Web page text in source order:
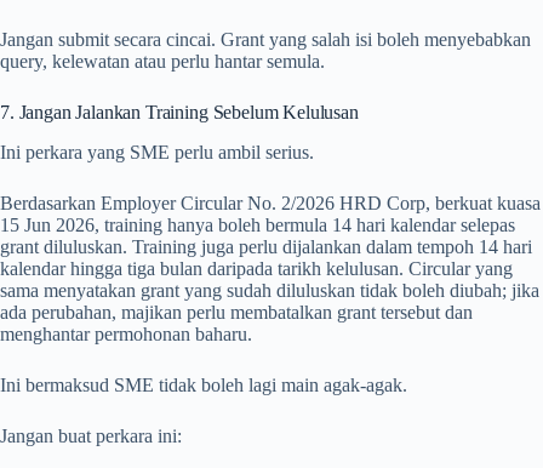
Jangan submit secara cincai. Grant yang salah isi boleh menyebabkan
query, kelewatan atau perlu hantar semula.
7. Jangan Jalankan Training Sebelum Kelulusan
Ini perkara yang SME perlu ambil serius.
Berdasarkan Employer Circular No. 2/2026 HRD Corp, berkuat kuasa
15 Jun 2026, training hanya boleh bermula 14 hari kalendar selepas
grant diluluskan. Training juga perlu dijalankan dalam tempoh 14 hari
kalendar hingga tiga bulan daripada tarikh kelulusan. Circular yang
sama menyatakan grant yang sudah diluluskan tidak boleh diubah; jika
ada perubahan, majikan perlu membatalkan grant tersebut dan
menghantar permohonan baharu.
Ini bermaksud SME tidak boleh lagi main agak-agak.
Jangan buat perkara ini: